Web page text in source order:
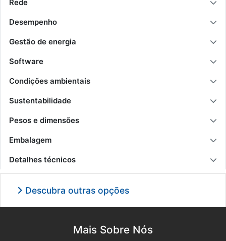
Rede
Desempenho
Gestão de energia
Software
Condições ambientais
Sustentabilidade
Pesos e dimensões
Embalagem
Detalhes técnicos
Descubra outras opções
Mais Sobre Nós